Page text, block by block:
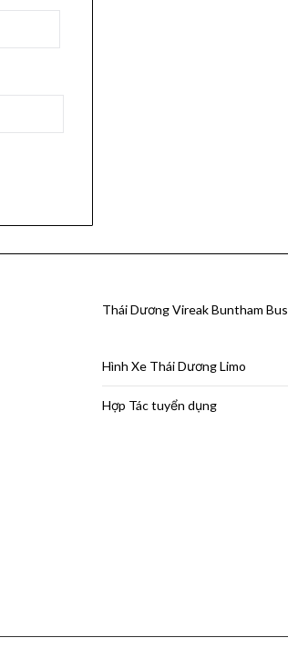
Thái Dương Vireak Buntham Bus
Hình Xe Thái Dương Limo
Hợp Tác tuyển dụng